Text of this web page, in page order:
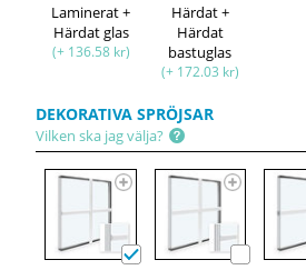
Laminerat +
Härdat glas
(+ 136.58 kr)
Härdat +
Härdat
bastuglas
(+ 172.03 kr)
DEKORATIVA SPRÖJSAR
Vilken ska jag välja?